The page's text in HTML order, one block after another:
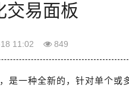
交易面板
11:02 849
是一种全新的，针对单个